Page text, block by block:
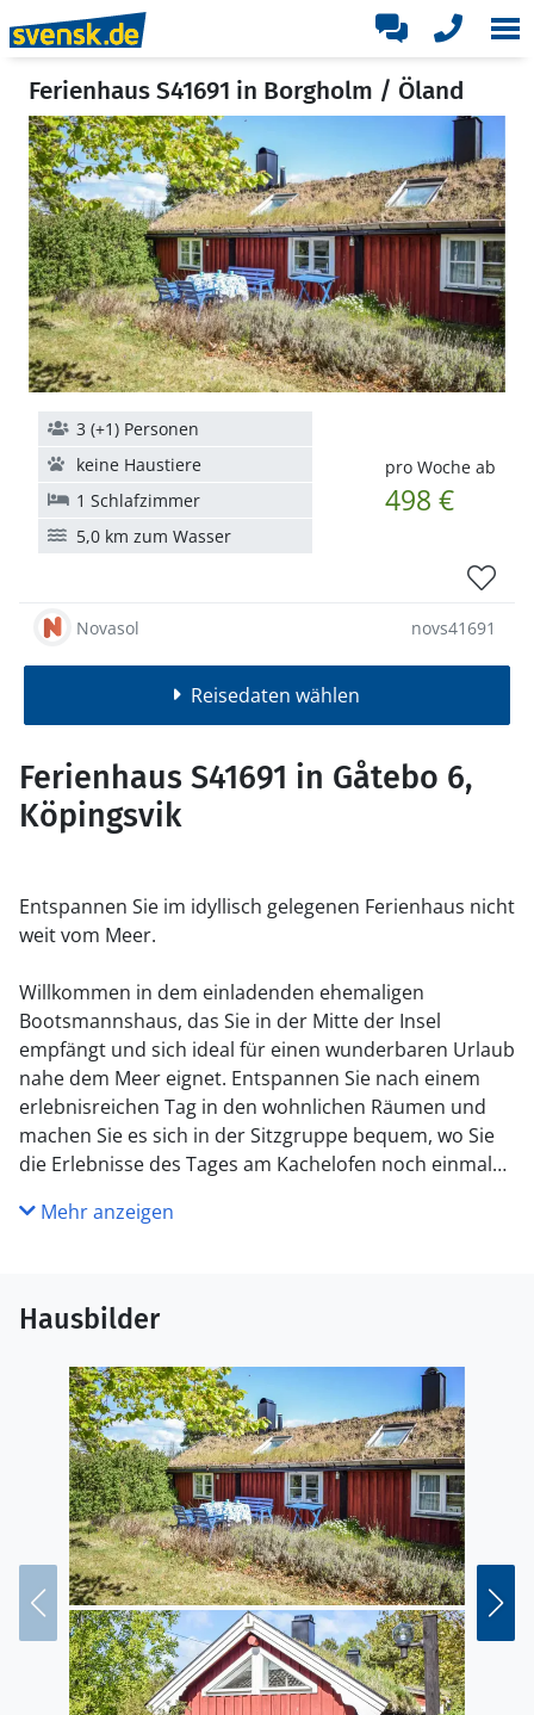
Ferienhaus S41691 in Borgholm / Öland
pro Woche ab
498 €
3 (+1) Personen
keine Haustiere
1 Schlafzimmer
5,0 km zum Wasser
Novasol novs41691
Reisedaten wählen
Ferienhaus S41691 in Gåtebo 6,
Köpingsvik
Entspannen Sie im idyllisch gelegenen Ferienhaus nicht
weit vom Meer.
Willkommen in dem einladenden ehemaligen
Bootsmannshaus, das Sie in der Mitte der Insel
empfängt und sich ideal für einen wunderbaren Urlaub
nahe dem Meer eignet. Entspannen Sie nach einem
erlebnisreichen Tag in den wohnlichen Räumen und
machen Sie es sich in der Sitzgruppe bequem, wo Sie
die Erlebnisse des Tages am Kachelofen noch einmal
Sommerabende verbringen.
Entdecken Sie idyllische Sandstrände, an denen Sie
entspannt sonnenbaden, schwimmen oder
Strandspaziergänge genießen können, etwa in
Köpingsvik. Für Wassersportbegeisterte gibt es in der
Umgebung zahlreiche Möglichkeiten zum Segeln,
Kajakfahren oder Angeln. Erkunden Sie die reizvollen
Rad- und Wanderwege, die Sie durch grüne Wälder,
malerische Wiesen und entlang der Ostseeküste
führen. Nutzen Sie die Gelegenheit und besuchen Sie
die nahegelegene historische Stadt Borgholm mit
ihrem beeindruckenden Schloss, charmanten Cafés
und gemütlichen Geschäften.
Mehr anzeigen
Hausbilder